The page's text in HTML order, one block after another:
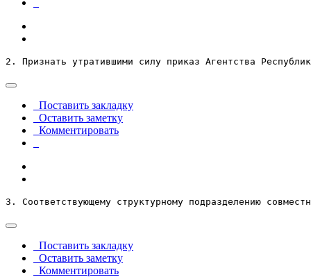
2. Признать утратившими силу приказ Агентства
Поставить закладку
Оставить заметку
Комментировать
3. Соответствующему структурному подразделению
Поставить закладку
Оставить заметку
Комментировать